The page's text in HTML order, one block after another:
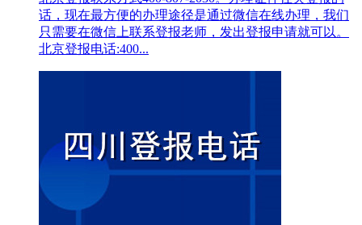
话，现在最方便的办理途径是通过微信在线办理，我们
只需要在微信上联系登报老师，发出登报申请就可以。
北京登报电话:400...